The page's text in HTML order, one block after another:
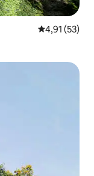
Gemiddelde
4,91 (53)